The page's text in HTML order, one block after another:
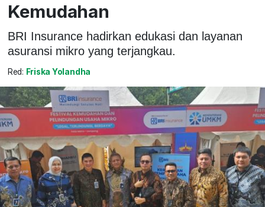
Kemudahan
BRI Insurance hadirkan edukasi dan layanan
asuransi mikro yang terjangkau.
Red: Friska Yolandha